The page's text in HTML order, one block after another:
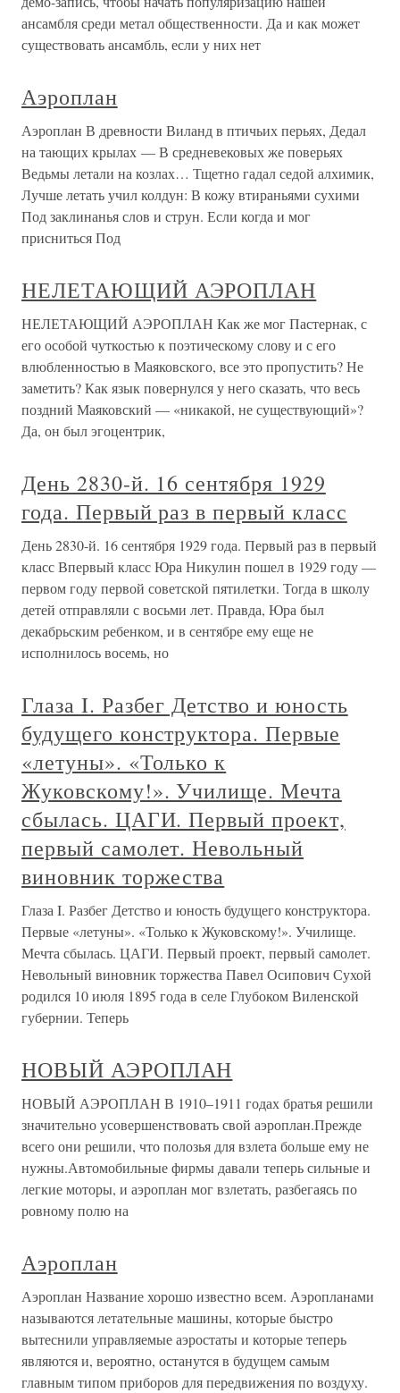
ансамбля среди метал общественности. Да и как может
существовать ансамбль, если у них нет
Аэроплан
Аэроплан В древности Виланд в птичьих перьях, Дедал
на тающих крылах — В средневековых же поверьях
Ведьмы летали на козлах… Тщетно гадал седой алхимик,
Лучше летать учил колдун: В кожу втираньями сухими
Под заклинанья слов и струн. Если когда и мог
присниться Под
НЕЛЕТАЮЩИЙ АЭРОПЛАН
НЕЛЕТАЮЩИЙ АЭРОПЛАН Как же мог Пастернак, с
его особой чуткостью к поэтическому слову и с его
влюбленностью в Маяковского, все это пропустить? Не
заметить? Как язык повернулся у него сказать, что весь
поздний Маяковский — «никакой, не существующий»?
Да, он был эгоцентрик,
День 2830-й. 16 сентября 1929
года. Первый раз в первый класс
День 2830-й. 16 сентября 1929 года. Первый раз в первый
класс Впервый класс Юра Никулин пошел в 1929 году —
первом году первой советской пятилетки. Тогда в школу
детей отправляли с восьми лет. Правда, Юра был
декабрьским ребенком, и в сентябре ему еще не
исполнилось восемь, но
Глаза I. Разбег Детство и юность
будущего конструктора. Первые
«летуны». «Только к
Жуковскому!». Училище. Мечта
сбылась. ЦАГИ. Первый проект,
первый самолет. Невольный
виновник торжества
Глаза I. Разбег Детство и юность будущего конструктора.
Первые «летуны». «Только к Жуковскому!». Училище.
Мечта сбылась. ЦАГИ. Первый проект, первый самолет.
Невольный виновник торжества Павел Осипович Сухой
родился 10 июля 1895 года в селе Глубоком Виленской
губернии. Теперь
НОВЫЙ АЭРОПЛАН
НОВЫЙ АЭРОПЛАН В 1910–1911 годах братья решили
значительно усовершенствовать свой аэроплан.Прежде
всего они решили, что полозья для взлета больше ему не
нужны.Автомобильные фирмы давали теперь сильные и
легкие моторы, и аэроплан мог взлетать, разбегаясь по
ровному полю на
Аэроплан
Аэроплан Название хорошо известно всем. Аэропланами
называются летательные машины, которые быстро
вытеснили управляемые аэростаты и которые теперь
являются и, вероятно, останутся в будущем самым
главным типом приборов для передвижения по воздуху.